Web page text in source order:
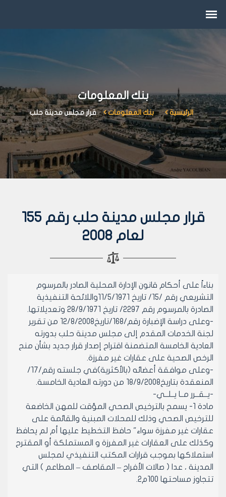
بنك المعلومات
الرئيسية بنك المعلومات قرار مجلس مدينة حلب
قرار مجلس مدينة حلب رقم 155
لعام 2008
بناءاً على أحكام قانون الإدارة المحلية الصادر بالمرسوم
التشريعي رقم /15/ تاريخ 11/5/1971واللائحة التنفيذية
الصادرة بالمرسوم رقم 2297/ تاريخ 28/9/1971 وتعديلاتها.
-وعلى دراسة الإضبارة رقم/168/تاريخ12/8/2008 من تقرير
لجنة الخدمات المقدم إلى مجلس مدينة حلب بدورته
العادية الخامسة المتضمنة اقتراح إصدار قرار جديد بشأن منح
الرخص الصحية على عقارات غير مفرزة.
-وعلى موافقة أعضائه (بالأكثرية)في جلسته رقم/17/
المنعقدة بتاريخ18/9/2008 من دورته العادية الخامسة.
-يــقــرر مــا يــلــي-
مادة 1- يسمح بالترخيص الصحي المؤقت للمهن الخاضعة
للترخيص الصحي وذلك للمحلات المبنية والقائمة على
عقارات غير مفرزة سواء" حافظ التخطيط عليها أم لم يحافظ
وكذلك على العقارات غير المفرزة و المستملكة أو المقترح
استملاكها بموجب قرارات المكتب التنفيذي لمجلس
المدينة ، عدا ( صالات الأفراح – المقاصف – المطاعم ) التي
تتجاوز مساحتها 100م2.